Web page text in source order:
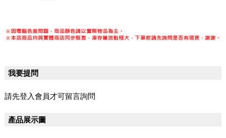
我要提問
請先登入會員才可留言詢問
產品展示圖